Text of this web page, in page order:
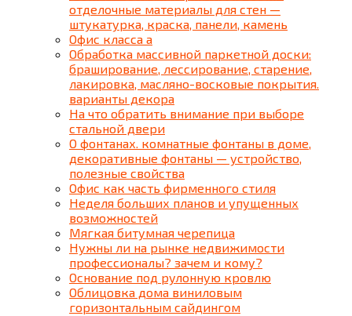
отделочные материалы для стен —
штукатурка, краска, панели, камень
Офис класса а
Обработка массивной паркетной доски:
браширование, лессирование, старение,
лакировка, масляно-восковые покрытия.
варианты декора
На что обратить внимание при выборе
стальной двери
О фонтанах. комнатные фонтаны в доме,
декоративные фонтаны — устройство,
полезные свойства
Офис как часть фирменного стиля
Неделя больших планов и упущенных
возможностей
Мягкая битумная черепица
Нужны ли на рынке недвижимости
профессионалы? зачем и кому?
Основание под рулонную кровлю
Облицовка дома виниловым
горизонтальным сайдингом